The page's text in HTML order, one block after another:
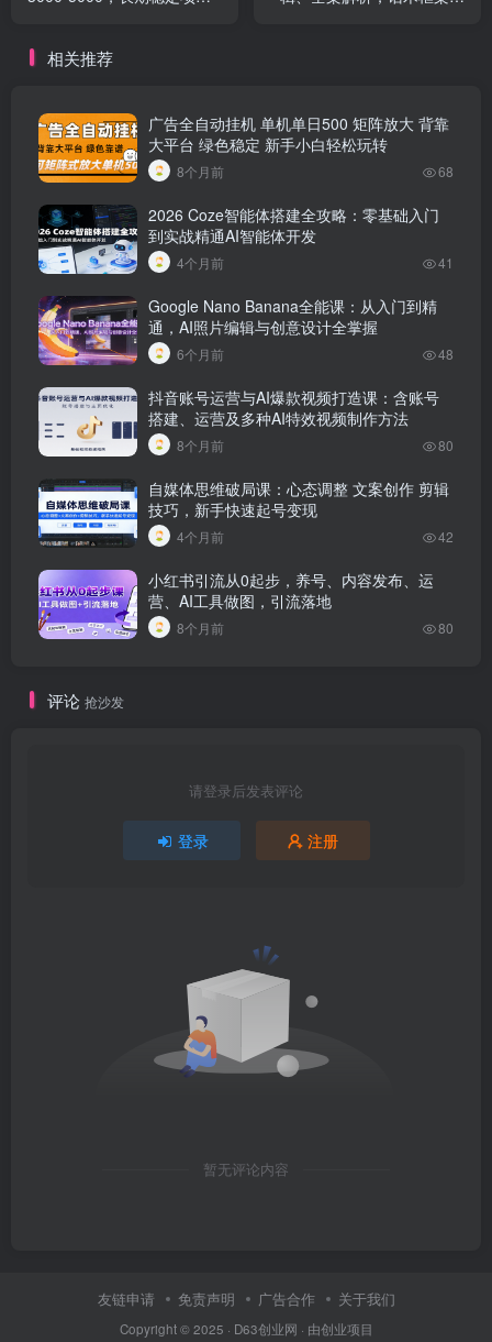
相关推荐
广告全自动挂机 单机单日500 矩阵放大 背靠
大平台 绿色稳定 新手小白轻松玩转
8个月前 68
2026 Coze智能体搭建全攻略：零基础入门
到实战精通AI智能体开发
4个月前 41
Google Nano Banana全能课：从入门到精
通，AI照片编辑与创意设计全掌握
6个月前 48
抖音账号运营与AI爆款视频打造课：含账号
搭建、运营及多种AI特效视频制作方法
8个月前 80
自媒体思维破局课：心态调整 文案创作 剪辑
技巧，新手快速起号变现
4个月前 42
小红书引流从0起步，养号、内容发布、运
营、AI工具做图，引流落地
8个月前 80
评论 抢沙发
请登录后发表评论
登录 注册
暂无评论内容
友链申请 免责声明 广告合作 关于我们
Copyright © 2025 · D63创业网 · 由创业项目